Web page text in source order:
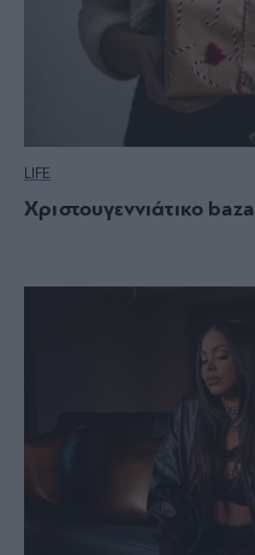
LIFE
Χριστουγεννιάτικο